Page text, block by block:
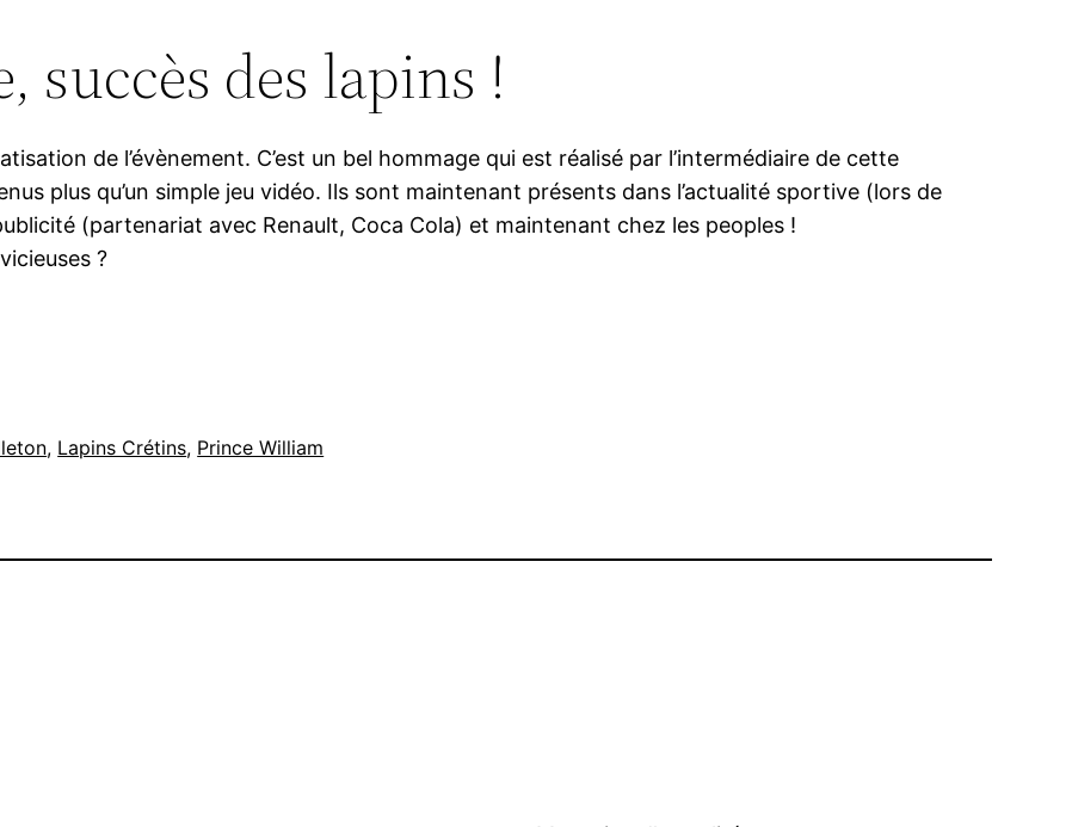
succès des lapins !
de l’évènement. C’est un bel hommage qui est réalisé par l’intermédiaire de cette
plus qu’un simple jeu vidéo. Ils sont maintenant présents dans l’actualité sportive (lors de
(partenariat avec Renault, Coca Cola) et maintenant chez les peoples !
?
, Lapins Crétins, Prince William